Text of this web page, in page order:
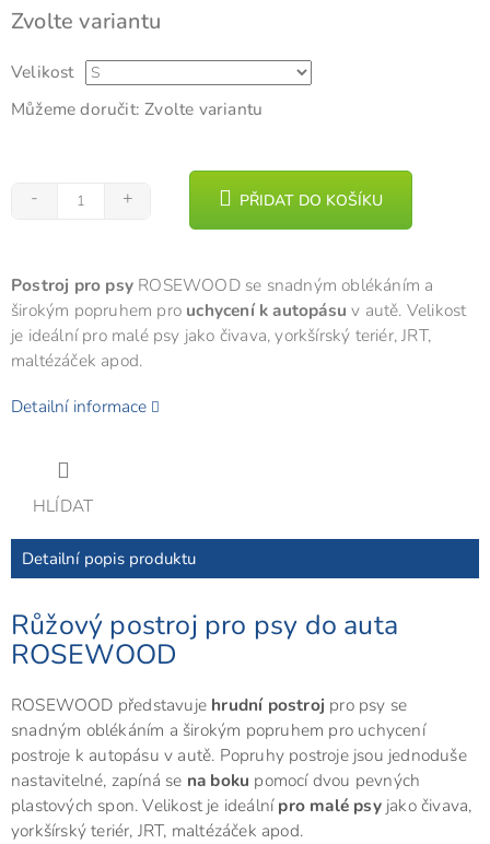
cena:
Zvolte variantu
Velikost
Můžeme doručit: Zvolte variantu
PŘIDAT DO KOŠÍKU
Postroj pro psy ROSEWOOD se snadným oblékáním a
širokým popruhem pro uchycení k autopásu v autě. Velikost
je ideální pro malé psy jako čivava, yorkšírský teriér, JRT,
maltézáček apod.
Detailní informace
HLÍDAT
Detailní popis produktu
Růžový postroj pro psy do auta
ROSEWOOD
ROSEWOOD představuje hrudní postroj pro psy se
snadným oblékáním a širokým popruhem pro uchycení
postroje k autopásu v autě. Popruhy postroje jsou jednoduše
nastavitelné, zapíná se na boku pomocí dvou pevných
plastových spon. Velikost je ideálnípro malé psyjako čivava,
yorkšírský teriér, JRT, maltézáček apod.